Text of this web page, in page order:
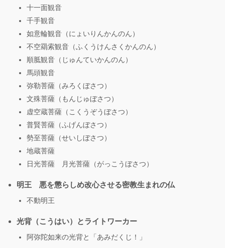
十一面観音
千手観音
如意輪観音（にょいりんかんのん）
不空羂索観音（ふくうけんさくかんのん）
順胝観音（じゅんていかんのん）
馬頭観音
弥勒菩薩（みろくぼさつ）
文殊菩薩（もんじゅぼさつ）
虚空蔵菩薩（こくうぞうぼさつ）
普賢菩薩（ふげんぼさつ）
勢至菩薩（せいしぼさつ）
地蔵菩薩
日光菩薩 月光菩薩（がっこうぼさつ）
明王 悪を懲らしめ改心させる密教生まれの仏
不動明王
光背（こうはい）とライトワーカー
阿弥陀如来の光背と「あみだくじ！」